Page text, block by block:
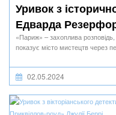
Уривок з
Едварда
«Париж» – захоплива розповідь,
показує місто мистецтв через
02.05.2024